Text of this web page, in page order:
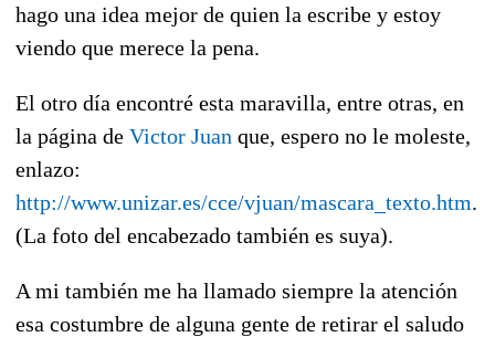
hago una idea mejor de quien la escribe y estoy
viendo que merece la pena.
El otro día encontré esta maravilla, entre otras, en
la página de Victor Juan que, espero no le moleste,
enlazo:
http://www.unizar.es/cce/vjuan/mascara_texto.htm.
(La foto del encabezado también es suya).
A mi también me ha llamado siempre la atención
esa costumbre de alguna gente de retirar el saludo